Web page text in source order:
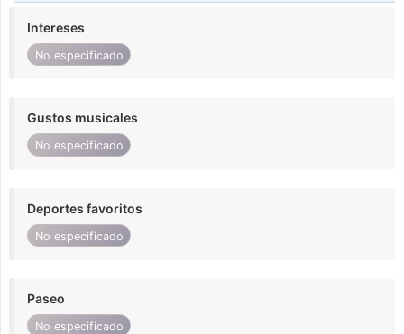
Intereses
No especificado
Gustos musicales
No especificado
Deportes favoritos
No especificado
Paseo
No especificado